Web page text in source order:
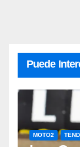
Puede
MOTO2